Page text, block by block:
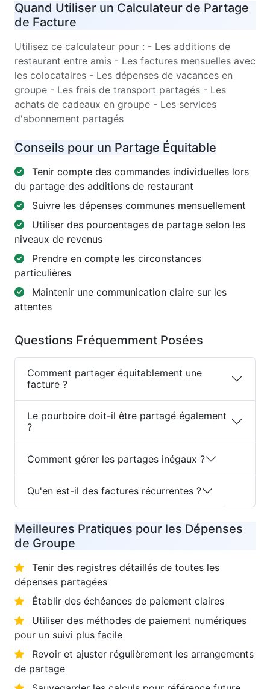
Quand Utiliser un Calculateur de Partage
de Facture
Utilisez ce calculateur pour : - Les additions de
restaurant entre amis - Les factures mensuelles avec
les colocataires - Les dépenses de vacances en
groupe - Les frais de transport partagés - Les
achats de cadeaux en groupe - Les services
d'abonnement partagés
Conseils pour un Partage Équitable
Tenir compte des commandes individuelles lors
du partage des additions de restaurant
Suivre les dépenses communes mensuellement
Utiliser des pourcentages de partage selon les
niveaux de revenus
Prendre en compte les circonstances
particulières
Maintenir une communication claire sur les
attentes
Questions Fréquemment Posées
Comment partager équitablement une
facture ?
Le pourboire doit-il être partagé également
?
Comment gérer les partages inégaux ?
Qu'en est-il des factures récurrentes ?
Meilleures Pratiques pour les Dépenses
de Groupe
Tenir des registres détaillés de toutes les
dépenses partagées
Établir des échéances de paiement claires
Utiliser des méthodes de paiement numériques
pour un suivi plus facile
Revoir et ajuster régulièrement les arrangements
de partage